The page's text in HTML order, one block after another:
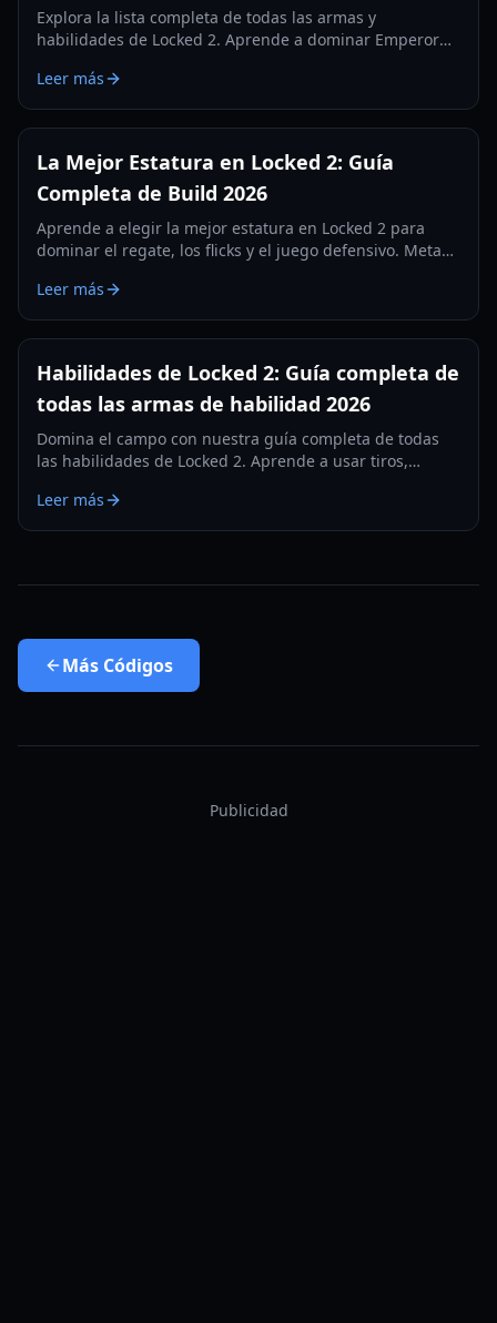
Explora la lista completa de todas las armas y
habilidades de Locked 2. Aprende a dominar Emperor
guía integral de 2026.
Leer más
La Mejor Estatura en Locked 2: Guía
Completa de Build 2026
Aprende a elegir la mejor estatura en Locked 2 para
dominar el regate, los flicks y el juego defensivo. Meta
Leer más
Habilidades de Locked 2: Guía completa de
todas las armas de habilidad 2026
Domina el campo con nuestra guía completa de todas
las habilidades de Locked 2. Aprende a usar tiros,
Leer más
Más Códigos
Publicidad